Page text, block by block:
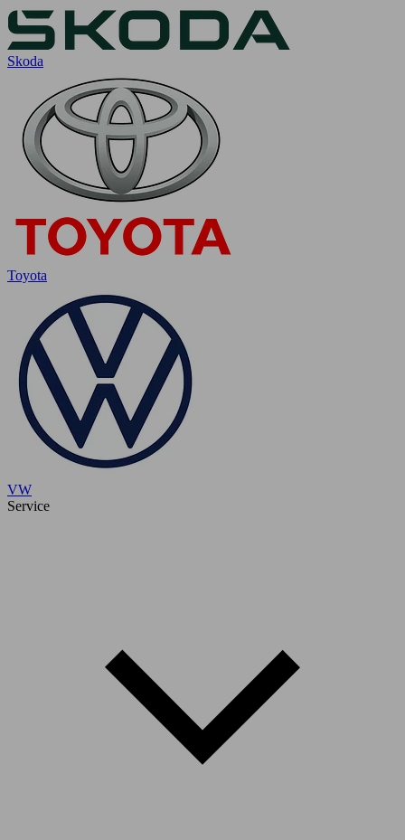
Skoda
Toyota
VW
Service